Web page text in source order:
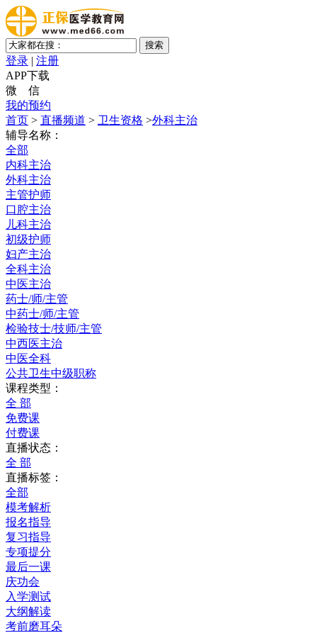
登录 | 注册
APP下载
微 信
我的预约
首页 > 直播频道 > 卫生资格 >外科主治
辅导名称：
全部
内科主治
外科主治
主管护师
口腔主治
儿科主治
初级护师
妇产主治
全科主治
中医主治
药士/师/主管
中药士/师/主管
检验技士/技师/主管
中西医主治
中医全科
公共卫生中级职称
课程类型：
全 部
免费课
付费课
直播状态：
全 部
直播标签：
全部
模考解析
报名指导
复习指导
专项提分
最后一课
庆功会
入学测试
大纲解读
考前磨耳朵